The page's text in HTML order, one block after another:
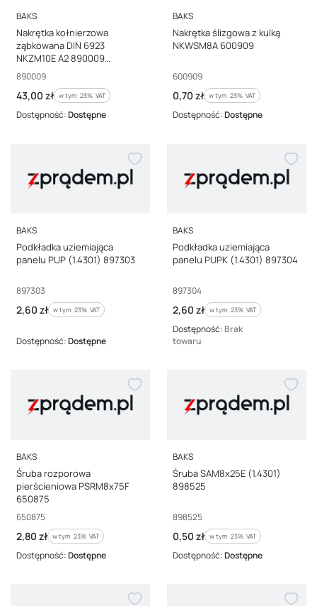
PRODUCENT
BAKS
Nakrętka kołnierzowa
ząbkowana DIN 6923
NKZM10E A2 890009
/100szt./
Kod producenta
890009
Cena brutto
43,00 zł w tym %s VAT
w tym 23% VAT
Dostępność:Dostępne
PRODUCENT
BAKS
Nakrętka ślizgowa z kulką
NKWSM8A 600909
Kod producenta
600909
Cena brutto
0,70 zł w tym %s VAT
w tym 23% VAT
Dostępność:Dostępne
PRODUCENT
BAKS
Podkładka uziemiająca
panelu PUP (1.4301) 897303
Kod producenta
897303
Cena brutto
2,60 zł w tym %s VAT
w tym 23% VAT
Dostępność:Dostępne
PRODUCENT
BAKS
Podkładka uziemiająca
panelu PUPK (1.4301) 897304
Kod producenta
897304
Cena brutto
2,60 zł w tym %s VAT
w tym 23% VAT
Dostępność: Brak
towaru
PRODUCENT
BAKS
Śruba rozporowa
pierścieniowa PSRM8x75F
650875
Kod producenta
650875
Cena brutto
2,80 zł w tym %s VAT
w tym 23% VAT
Dostępność:Dostępne
PRODUCENT
BAKS
Śruba SAM8x25E (1.4301)
898525
Kod producenta
898525
Cena brutto
0,50 zł w tym %s VAT
w tym 23% VAT
Dostępność:Dostępne